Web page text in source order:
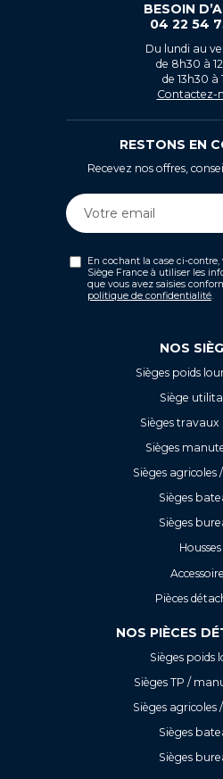
BESOIN
04 22 54
Du lundi au
de 8h30 à
de 13h30 à
Contactez-
RESTONS EN
Recevez nos offres,
En cochant la case ci-
Siège France à utiliser les
que vous avez saisies
politique de confidentialité
NOS
Sièges poids
Siège
Sièges travaux
Sièges
Sièges agricoles
Sièges
Sièges
Housses
Pièces
NOS PIÈCES
Sièges poids
Sièges TP /
Sièges agricoles
Sièges
Sièges